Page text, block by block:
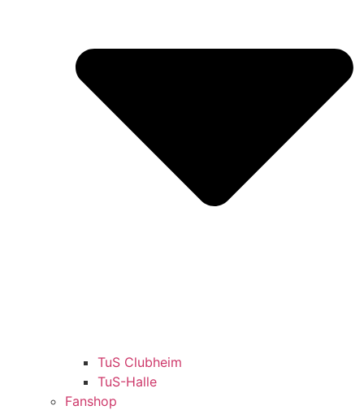
TuS Clubheim
TuS-Halle
Fanshop